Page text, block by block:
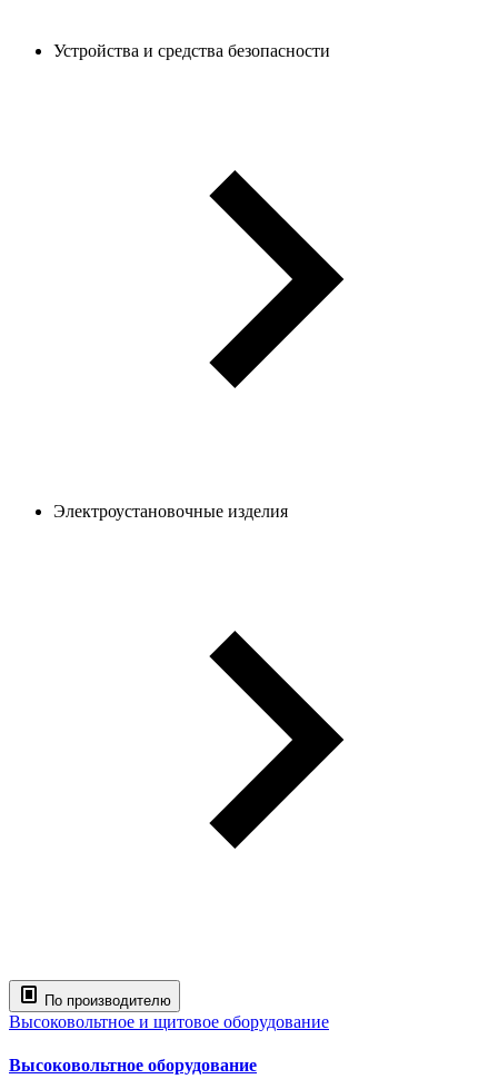
Устройства и средства безопасности
Электроустановочные изделия
По производителю
Высоковольтное и щитовое оборудование
Высоковольтное оборудование